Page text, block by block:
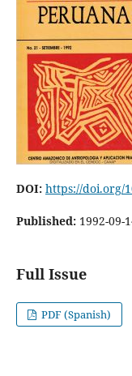
DOI: https://doi.org/
Published: 1992-09-
Full Issue
PDF (Spanish)